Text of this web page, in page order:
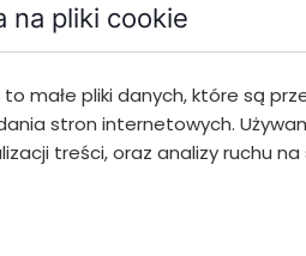
Dodaj do koszyka
na pliki cookie
małe pliki danych, które są
stron internetowych.
treści, oraz analizy ruchu na